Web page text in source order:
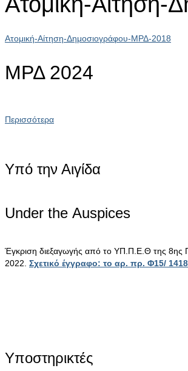
Ατομική-Αίτηση-Δημοσιογράφου-ΜΡΔ-2018
ΜΡΔ 2024
Περισσότερα
Υπό την Αιγίδα
Under the Αuspices
Έγκριση διεξαγωγής από το ΥΠ.Π.Ε.Θ της 8ης
2022. Σχετικό έγγραφο: το αρ. πρ. Φ15/
Υποστηρικτές